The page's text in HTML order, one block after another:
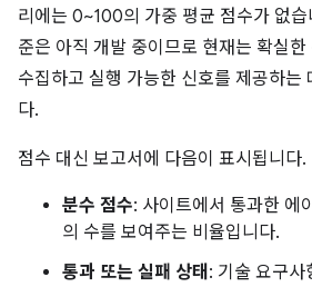
리에는 0~100의 가중 평균 점수가 없
준은 아직 개발 중이므로 현재는 확실
수집하고 실행 가능한 신호를 제공하는
다.
점수 대신 보고서에 다음이 표시됩니다.
분수 점수: 사이트에서 통과한 에
의 수를 보여주는 비율입니다.
통과 또는 실패 상태 : 기술 요구사